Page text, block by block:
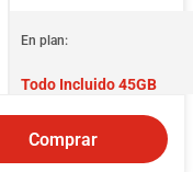
En plan:
Todo Incluido 45GB
Comprar